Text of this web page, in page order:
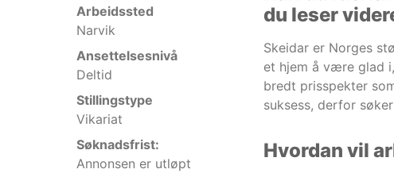
Arbeidssted
Narvik
Ansettelsesnivå
Deltid
Stillingstype
Vikariat
Søknadsfrist:
Annonsen er utløpt
du leser
Skeidar er Norges
et hjem å være glad
bredt prisspekter
suksess, derfor
Hvordan vil